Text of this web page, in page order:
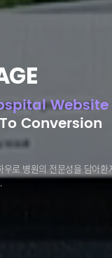
Website
Conversion
로 병원의 전문성을 담아환